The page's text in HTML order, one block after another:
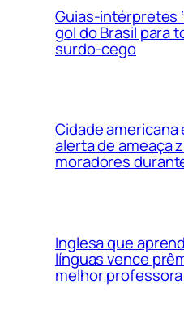
Guias-intérpretes
gol do Brasil para
surdo-cego
Cidade americana
alerta de ameaça
moradores
Inglesa que
línguas vence
melhor